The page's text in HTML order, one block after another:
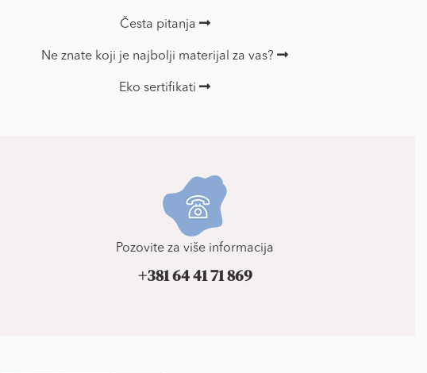
Česta pitanja
Ne znate koji je najbolji materijal za vas?
Eko sertifikati
Pozovite za više informacija
+381 64 41 71 869